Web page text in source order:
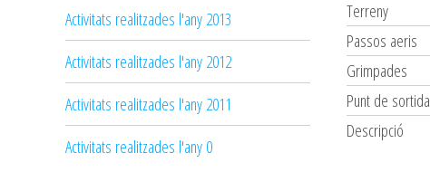
Activitats realitzades l'any 2013
Activitats realitzades l'any 2012
Activitats realitzades l'any 2011
Activitats realitzades l'any 0
Terreny
Passos aeris
Grimpades
Punt de sortida
Descripció